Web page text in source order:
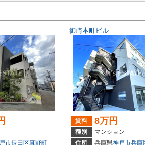
市長田区真野町
御崎本町ビル
賃料 8万円
種別
マンション
住所
兵庫県神戸市兵庫